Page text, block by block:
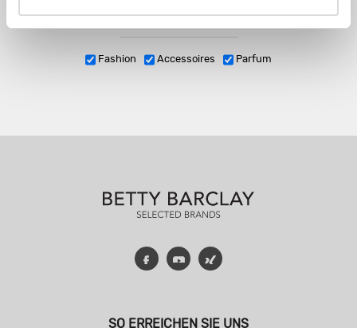
Fashion Accessoires Parfum
FacebookYouTube
SO ERREICHEN SIE UNS